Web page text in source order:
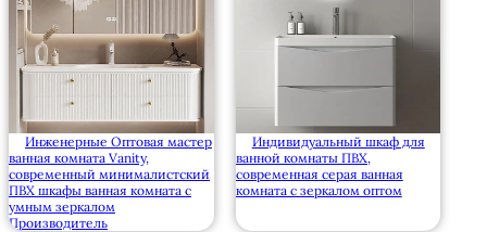
Инженерные Оптовая мастер
ванная комната Vanity,
современный минималистский
ПВХ шкафы ванная комната с
умным зеркалом
Производитель
Индивидуальный шкаф для
ванной комнаты ПВХ,
современная серая ванная
комната с зеркалом оптом